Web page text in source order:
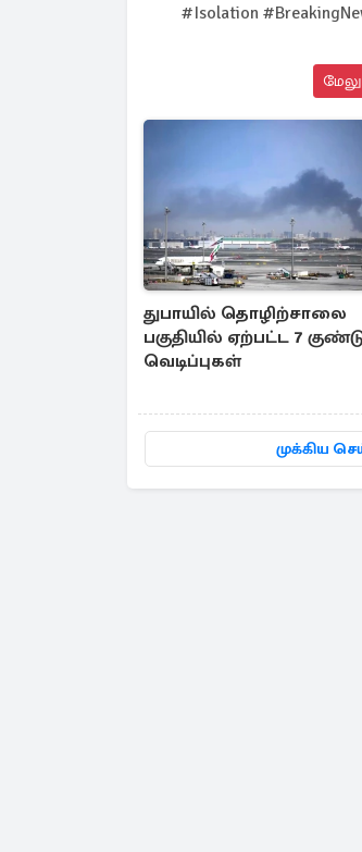
#Isolation
துபாயில் தொழிற்சாலை
பகுதியில் ஏற்பட்ட 7
வெடிப்புகள்
முக்கிய